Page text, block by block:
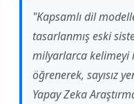
"Kapsamlı dil
tasarlanmış eski
milyarlarca kelimeyi
öğrenerek, sayısız
Yapay Zeka